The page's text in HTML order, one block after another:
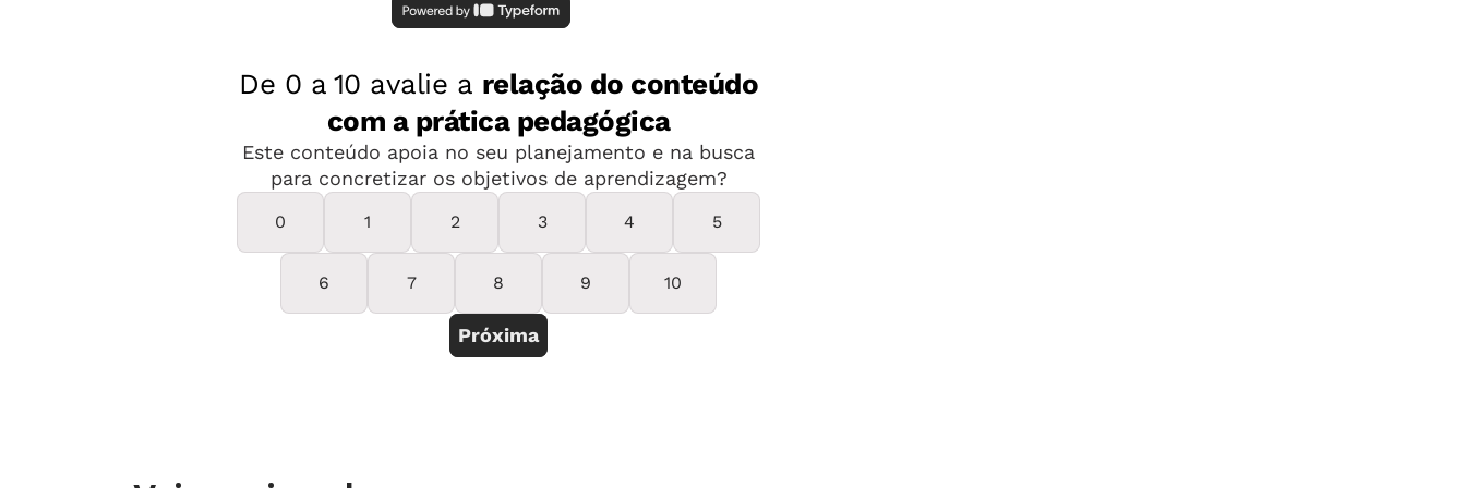
buscar alimentos, confesso que até dirigir estava estranho e a paisagem pela
estrada me parecia bem diferente. Fui pelo caminho pensando “que vontade
de voltar ao trabalho, para a escola e encontrar meus alunos”.
Mas o difícil mesmo foi entrar na escola. Silêncio, nenhuma gargalhada,
nenhuma correria, ninguém brincando no pátio, nenhum professor e
professora atuando em sala, nenhuma bronca, nenhuma “arte” de criança,
ninguém chamando “PROFESSORA”, engasguei ao falar com a coordenadora